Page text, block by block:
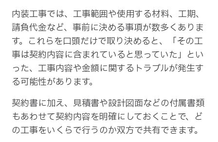
内装工事では、工事範囲や使用する材料、工期、
請負代金など、事前に決める事項が数多くありま
す。これらを口頭だけで取り決めると、「その工
事は契約内容に含まれていると思っていた」とい
った、工事内容や金額に関するトラブルが発生す
る可能性があります。
契約書に加え、見積書や設計図面などの付属書類
もあわせて契約内容を明確にしておくことで、ど
の工事をいくらで行うのか双方で共有できます。